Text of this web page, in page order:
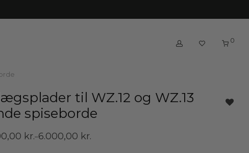
0
til WZ.12 og WZ.13
spiseborde
kr.–6.000,00 kr.